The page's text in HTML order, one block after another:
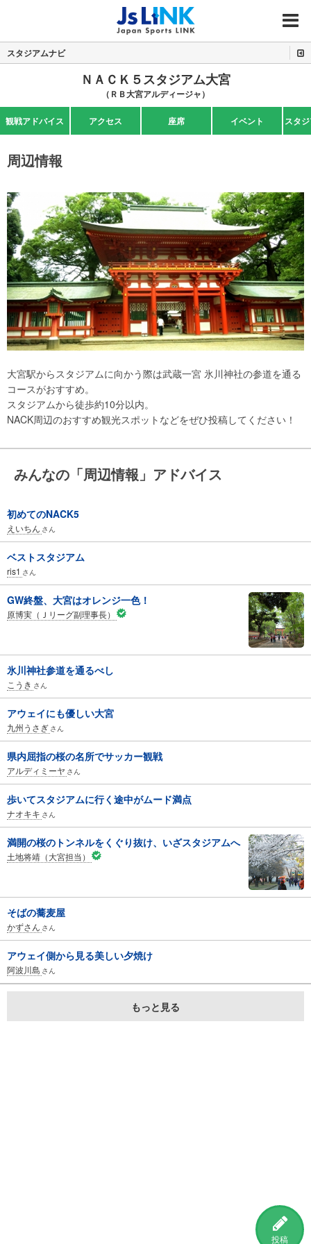
MENU
投稿
スタジアムナビ
ＮＡＣＫ５スタジアム大宮
（ＲＢ大宮アルディージャ）
観戦アドバイス アクセス 座席 イベント スタ
周辺情報
大宮駅からスタジアムに向かう際は武蔵一宮 氷川神社の参道を通る
コースがおすすめ。
スタジアムから徒歩約10分以内。
NACK周辺のおすすめ観光スポットなどをぜひ投稿してください！
みんなの「周辺情報」アドバイス
初めてのNACK5
えいちん さん
ベストスタジアム
ris1 さん
GW終盤、大宮はオレンジ一色！
原博実（Ｊリーグ副理事長）
氷川神社参道を通るべし
こうき さん
アウェイにも優しい大宮
九州うさぎ さん
県内屈指の桜の名所でサッカー観戦
アルディミーヤ さん
歩いてスタジアムに行く途中がムード満点
ナオキキ さん
満開の桜のトンネルをくぐり抜け、いざスタジアムへ
土地将靖（大宮担当）
そばの蕎麦屋
かずさん さん
アウェイ側から見る美しい夕焼け
阿波川島 さん
もっと見る